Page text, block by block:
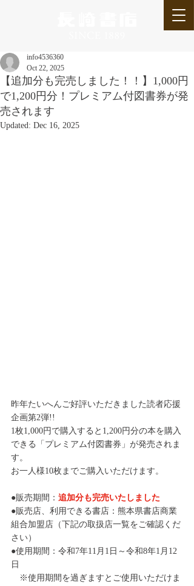
【追加分も完売しました！！】1,000円
で1,200円分！プレミアム付図書券が発
売されます
info4536360
Oct 22, 2025
Updated: Dec 16, 2025
昨年たいへんご好評いただきました読者応援
企画第2弾!!
1枚1,000円で購入すると1,200円分の本を購入
できる「プレミアム付図書券」が発売されま
す。
お一人様10枚までご購入いただけます。
●販売期間： 追加分も完売いたしました
●販売店、利用できる書店：熊本県書店商業
組合加盟店（下記の取扱店一覧をご確認くだ
さい）
●使用期間：令和7年11月1日～令和8年1月12
日
※使用期間を過ぎますとご使用いただけま